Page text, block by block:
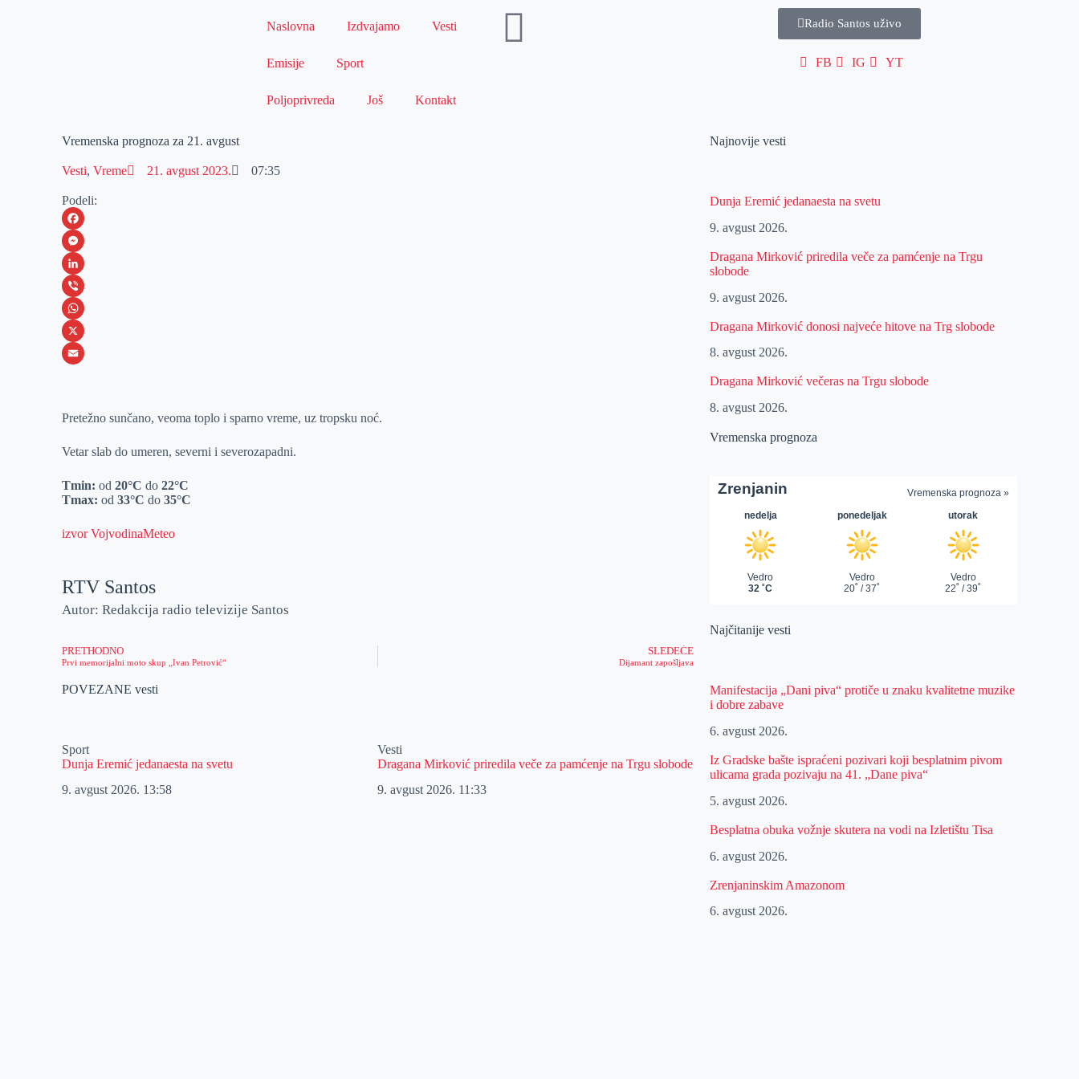
Naslovna Izdvajamo Vesti
Emisije Sport
Poljoprivreda Još Kontakt
Radio Santos uživo
FB IG YT
Vremenska prognoza za 21. avgust
Vesti,Vreme 21. avgust 2023. 07:35
Podeli:
F
a
c
e
b
o
M
e
s
s
e
e
L
i
n
k
I
V
i
b
W
h
s
p
X
a
Pretežno sunčano, veoma toplo i sparno vreme, uz tropsku noć.
Vetar slab do umeren, severni i severozapadni.
Tmin: od 20°C do22°C
Tmax:od33°C do35°C
izvor VojvodinaMeteo
RTV Santos
Autor: Redakcija radio televizije Santos
PRETHODNO
Prvi memorijalni moto skup „Ivan Petrović“
SLEDEĆE
Dijamant zapošljava
POVEZANE vesti
Sport
Dunja Eremić jedanaesta na svetu
9. avgust 2026. 13:58
Vesti
Dragana Mirković priredila veče za pamćenje na Trgu slobode
9. avgust 2026. 11:33
Najnovije vesti
Dunja Eremić jedanaesta na svetu
9. avgust 2026.
Dragana Mirković priredila veče za pamćenje na Trgu
slobode
9. avgust 2026.
Dragana Mirković donosi najveće hitove na Trg slobode
8. avgust 2026.
Dragana Mirković večeras na Trgu slobode
8. avgust 2026.
Vremenska prognoza
Najčitanije vesti
Manifestacija „Dani piva“ protiče u znaku kvalitetne muzike
i dobre zabave
6. avgust 2026.
Iz Gradske bašte ispraćeni pozivari koji besplatnim pivom
ulicama grada pozivaju na 41. „Dane piva“
5. avgust 2026.
Besplatna obuka vožnje skutera na vodi na Izletištu Tisa
6. avgust 2026.
Zrenjaninskim Amazonom
6. avgust 2026.